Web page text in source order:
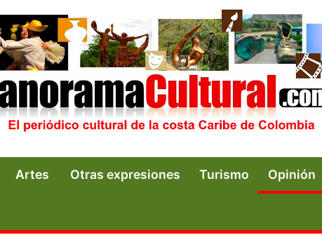
Artes Otras expresiones Turismo Opinión